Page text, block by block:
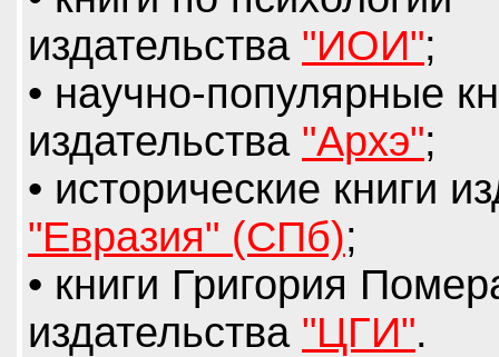
издательства "ИОИ";
• научно-популярные
издательства "Архэ";
• исторические книги
"Евразия" (СПб);
• книги Григория
издательства "ЦГИ".